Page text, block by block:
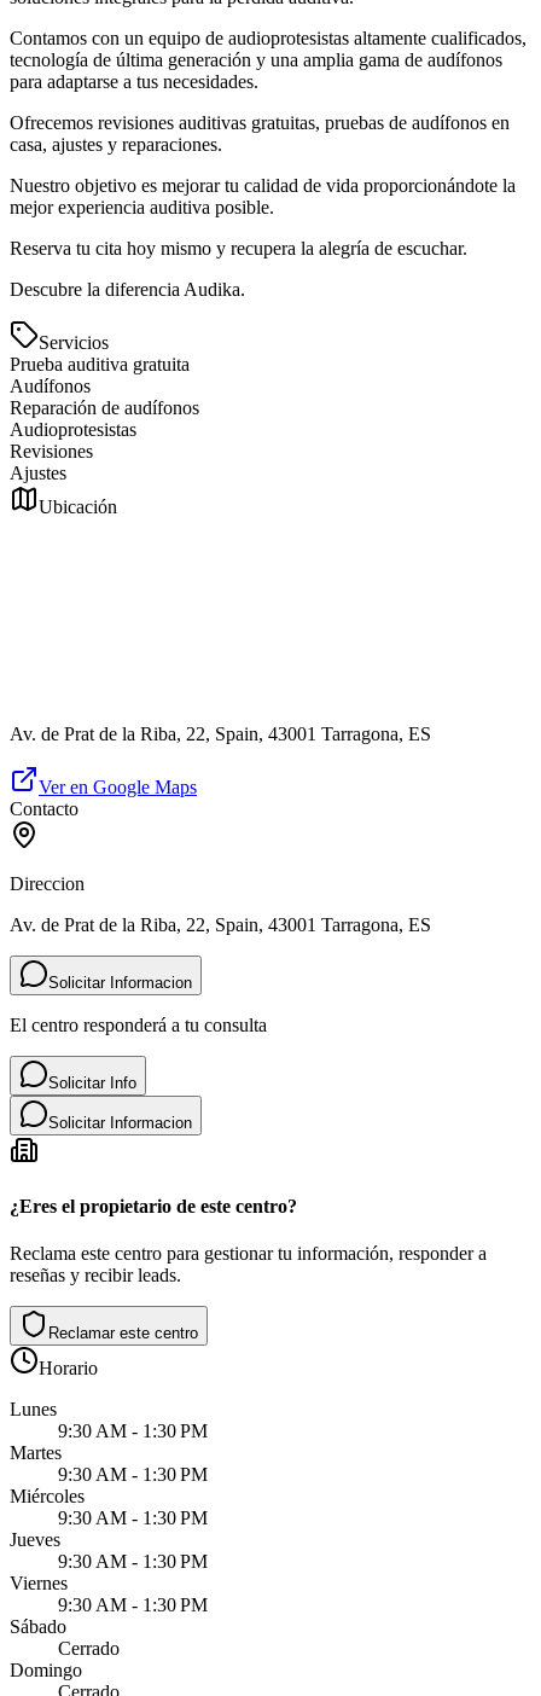
Contamos con un equipo de audioprotesistas altamente cualificados,
tecnología de última generación y una amplia gama de audífonos
para adaptarse a tus necesidades.
Ofrecemos revisiones auditivas gratuitas, pruebas de audífonos en
casa, ajustes y reparaciones.
Nuestro objetivo es mejorar tu calidad de vida proporcionándote la
mejor experiencia auditiva posible.
Reserva tu cita hoy mismo y recupera la alegría de escuchar.
Descubre la diferencia Audika.
Servicios
Prueba auditiva gratuita
Audífonos
Reparación de audífonos
Audioprotesistas
Revisiones
Ajustes
Ubicación
Av. de Prat de la Riba, 22, Spain, 43001 Tarragona, ES
Ver en Google Maps
Contacto
Direccion
Av. de Prat de la Riba, 22, Spain, 43001 Tarragona, ES
Solicitar Informacion
El centro responderá a tu consulta
Solicitar Info
Solicitar Informacion
¿Eres el propietario de este centro?
Reclama este centro para gestionar tu información, responder a
reseñas y recibir leads.
Reclamar este centro
Horario
Lunes
9:30 AM - 1:30 PM
Martes
9:30 AM - 1:30 PM
Miércoles
9:30 AM - 1:30 PM
Jueves
9:30 AM - 1:30 PM
Viernes
9:30 AM - 1:30 PM
Sábado
Cerrado
Domingo
Cerrado